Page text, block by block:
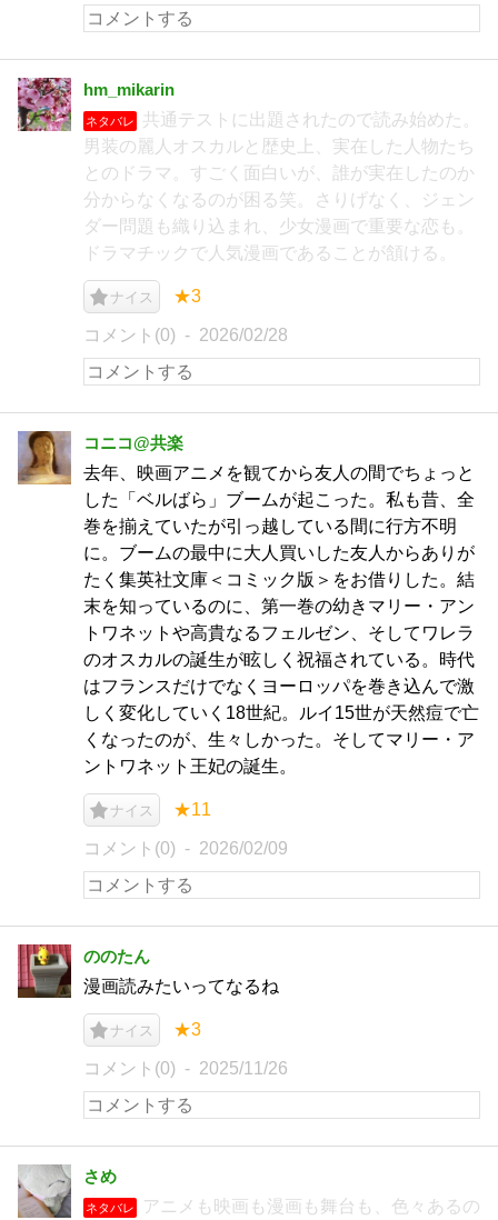
hm_mikarin
ネタバレ
共通テストに出題されたので読み始めた。
男装の麗人オスカルと歴史上、実在した人物たち
とのドラマ。すごく面白いが、誰が実在したのか
分からなくなるのが困る笑。さりげなく、ジェン
ダー問題も織り込まれ、少女漫画で重要な恋も。
ドラマチックで人気漫画であることが頷ける。
ナイス ★3
コメント(0) 2026/02/28
コニコ@共楽
去年、映画アニメを観てから友人の間でちょっと
した「ベルばら」ブームが起こった。私も昔、全
巻を揃えていたが引っ越している間に行方不明
に。ブームの最中に大人買いした友人からありが
たく集英社文庫＜コミック版＞をお借りした。結
末を知っているのに、第一巻の幼きマリー・アン
トワネットや高貴なるフェルゼン、そしてワレラ
のオスカルの誕生が眩しく祝福されている。時代
はフランスだけでなくヨーロッパを巻き込んで激
しく変化していく18世紀。ルイ15世が天然痘で亡
くなったのが、生々しかった。そしてマリー・ア
ントワネット王妃の誕生。
ナイス ★11
コメント(0) 2026/02/09
ののたん
漫画読みたいってなるね
ナイス ★3
コメント(0) 2025/11/26
さめ
ネタバレ アニメも映画も漫画も舞台も、色々あるの